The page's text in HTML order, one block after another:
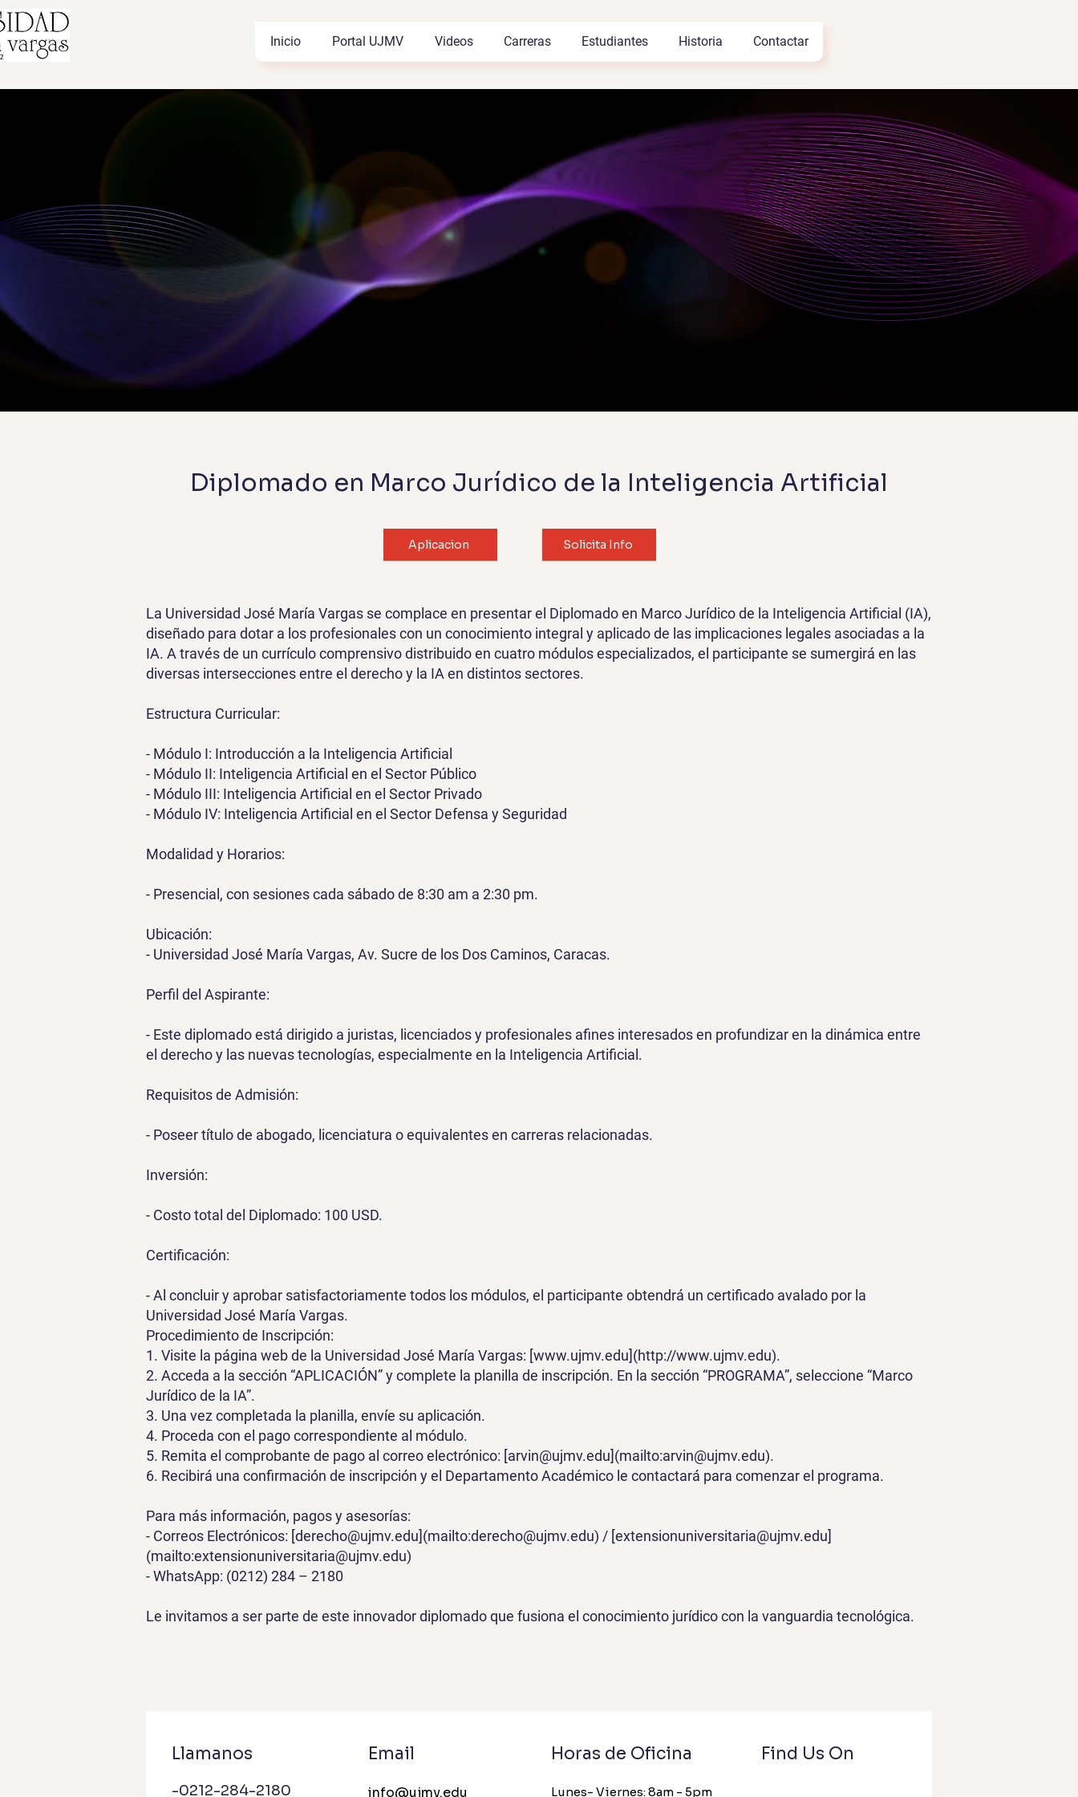
Inicio Portal UJMV Videos Carreras Estudiantes Historia Contactar
Diplomado en Marco Jurídico de la Inteligencia Artificial
Aplicacion Solicita Info
La Universidad José María Vargas se complace en presentar el Diplomado en Marco Jurídico de la Inteligencia Artificial (IA),
diseñado para dotar a los profesionales con un conocimiento integral y aplicado de las implicaciones legales asociadas a la
IA. A través de un currículo comprensivo distribuido en cuatro módulos especializados, el participante se sumergirá en las
diversas intersecciones entre el derecho y la IA en distintos sectores.
Estructura Curricular:
- Módulo I: Introducción a la Inteligencia Artificial
- Módulo II: Inteligencia Artificial en el Sector Público
- Módulo III: Inteligencia Artificial en el Sector Privado
- Módulo IV: Inteligencia Artificial en el Sector Defensa y Seguridad
Modalidad y Horarios:
- Presencial, con sesiones cada sábado de 8:30 am a 2:30 pm.
Ubicación:
- Universidad José María Vargas, Av. Sucre de los Dos Caminos, Caracas.
Perfil del Aspirante:
- Este diplomado está dirigido a juristas, licenciados y profesionales afines interesados en profundizar en la dinámica entre
el derecho y las nuevas tecnologías, especialmente en la Inteligencia Artificial.
Requisitos de Admisión:
- Poseer título de abogado, licenciatura o equivalentes en carreras relacionadas.
Inversión:
- Costo total del Diplomado: 100 USD.
Certificación:
- Al concluir y aprobar satisfactoriamente todos los módulos, el participante obtendrá un certificado avalado por la
Universidad José María Vargas.
Procedimiento de Inscripción:
1. Visite la página web de la Universidad José María Vargas: [www.ujmv.edu](http://www.ujmv.edu).
2. Acceda a la sección “APLICACIÓN” y complete la planilla de inscripción. En la sección “PROGRAMA”, seleccione “Marco
Jurídico de la IA”.
3. Una vez completada la planilla, envíe su aplicación.
4. Proceda con el pago correspondiente al módulo.
5. Remita el comprobante de pago al correo electrónico: [arvin@ujmv.edu](mailto:arvin@ujmv.edu).
6. Recibirá una confirmación de inscripción y el Departamento Académico le contactará para comenzar el programa.
Para más información, pagos y asesorías:
- Correos Electrónicos: [derecho@ujmv.edu](mailto:derecho@ujmv.edu) / [extensionuniversitaria@ujmv.edu]
(mailto:extensionuniversitaria@ujmv.edu)
- WhatsApp: (0212) 284 – 2180
Le invitamos a ser parte de este innovador diplomado que fusiona el conocimiento jurídico con la vanguardia tecnológica.
Llamanos
-0212-284-2180
Email
info@ujmv.edu
Horas de Oficina
Lunes- Viernes: 8am - 5pm
Find Us On